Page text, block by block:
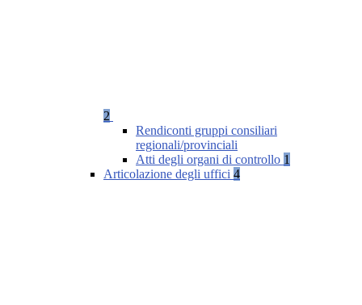
2
Rendiconti gruppi consiliari
regionali/provinciali
Atti degli organi di controllo 1
Articolazione degli uffici 4